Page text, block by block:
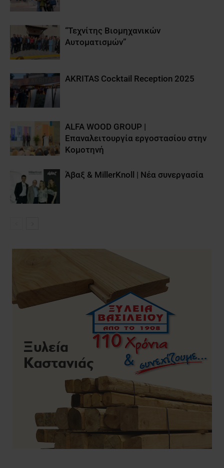
“Τεχνίτης Βιομηχανικών
Αυτοματισμών”
AKRITAS Cocktail Reception 2025
ALFA WOOD GROUP |
Επαναλειτουργία εργοστασίου στην
Κομοτηνή
Άβαξ & MillerKnoll | Νέα συνεργασία